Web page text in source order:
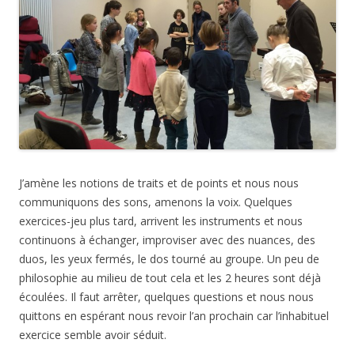
J’amène les notions de traits et de points et nous nous
communiquons des sons, amenons la voix. Quelques
exercices-jeu plus tard, arrivent les instruments et nous
continuons à échanger, improviser avec des nuances, des
duos, les yeux fermés, le dos tourné au groupe. Un peu de
philosophie au milieu de tout cela et les 2 heures sont déjà
écoulées. Il faut arrêter, quelques questions et nous nous
quittons en espérant nous revoir l’an prochain car l’inhabituel
exercice semble avoir séduit.